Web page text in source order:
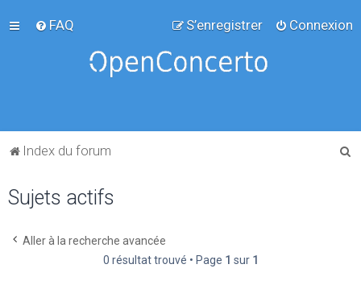
FAQ Connexion
S’enregistrer
Index du forum
Sujets actifs
Aller à la recherche avancée
0 résultat trouvé • Page 1 sur 1